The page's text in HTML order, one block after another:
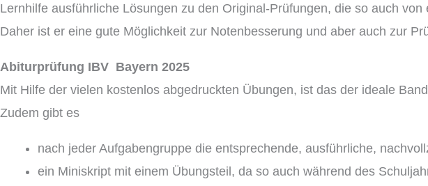
Lernhilfe ausführliche Lösungen zu den Original-Prüfungen, die so auch
Daher ist er eine gute Möglichkeit zur Notenbesserung und aber auch zur
Abiturprüfung IBV Bayern 2025
Mit Hilfe der vielen kostenlos abgedruckten Übungen, ist das der ideale
Zudem gibt es
nach jeder Aufgabengruppe die entsprechende, ausführliche,
ein Miniskript mit einem Übungsteil, da so auch während des